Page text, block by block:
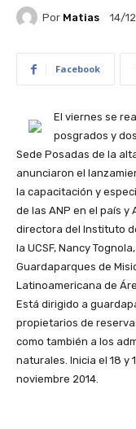
Por Matias 14/
Facebook
El viernes se
posgrados y
Sede Posadas de la
anunciaron el
la capacitación y
de las ANP en el país y
directora del Instituto
la UCSF, Nancy
Guardaparques de
Latinoamericana de
Está dirigido a
propietarios de
como también a los
naturales. Inicia el 18 y
noviembre 2014.